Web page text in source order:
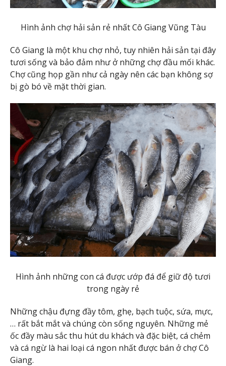
Hình ảnh chợ hải sản rẻ nhất Cô Giang Vũng Tàu
Cô Giang là một khu chợ nhỏ, tuy nhiên hải sản tại đây
tươi sống và bảo đảm như ở những chợ đầu mối khác.
Chợ cũng họp gần như cả ngày nên các bạn không sợ
bị gò bó về mặt thời gian.
Hình ảnh những con cá được ướp đá để giữ độ tươi
trong ngày rẻ
Những chậu đựng đầy tôm, ghẹ, bạch tuộc, sứa, mực,
… rất bắt mắt và chúng còn sống nguyên. Những mẻ
ốc đầy màu sắc thu hút du khách và đặc biệt, cá chẻm
và cá ngừ là hai loại cá ngon nhất được bán ở chợ Cô
Giang.